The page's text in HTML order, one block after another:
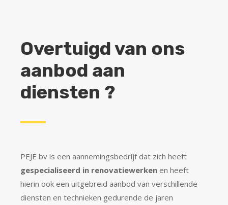
Overtuigd van ons
aanbod aan
diensten ?
PEJE bv is een aannemingsbedrijf dat zich heeft
gespecialiseerd in renovatiewerken en heeft
hierin ook een uitgebreid aanbod van verschillende
diensten en technieken gedurende de jaren